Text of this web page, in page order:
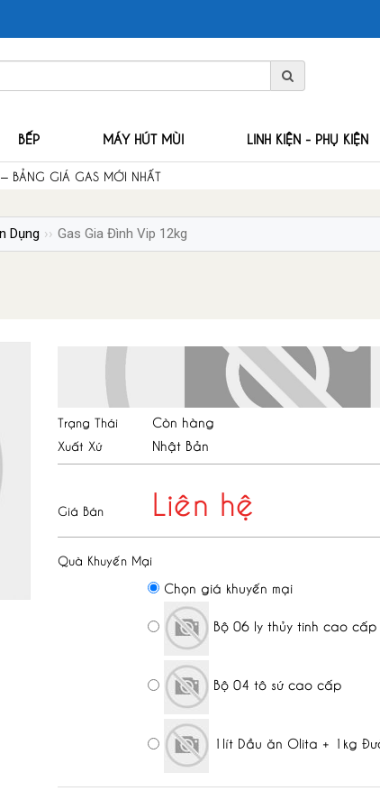
BẾP MÁY HÚT MÙI LINH KIỆN - PHỤ KIỆN
BẢNG GIÁ GAS MỚI NHẤT
Dụng Gas Gia Đình Vip 12kg
Trạng Thái Còn hàng
Xuất Xứ Nhật Bản
Giá Bán Liên hệ
Quà Khuyến Mại
Chọn giá khuyến mại
Bộ 06 ly thủy tinh cao cấp
Bộ 04 tô sứ cao cấp
1lít Dầu ăn Olita + 1kg